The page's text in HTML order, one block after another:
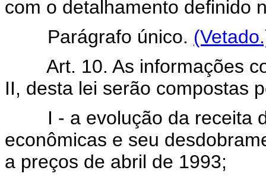
com o detalhamento definido
Parágrafo único.
Art. 10. As informações
II, desta lei serão compostas
I - a evolução da receita
econômicas e seu
a preços de abril de 1993;